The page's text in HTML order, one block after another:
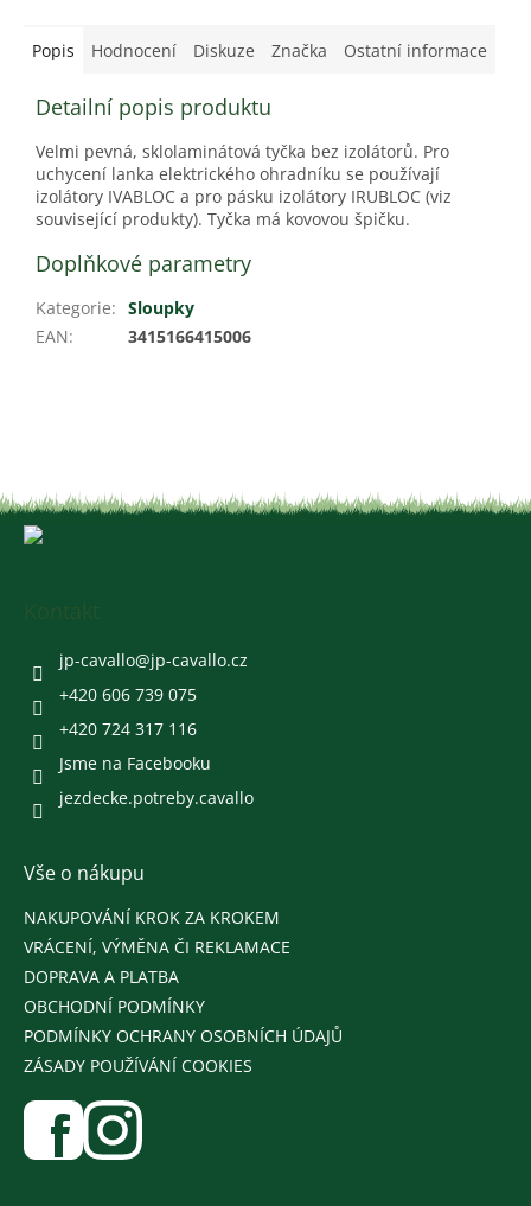
Popis Hodnocení Diskuze Značka Ostatní informace
Detailní popis produktu
Velmi pevná, sklolaminátová tyčka bez izolátorů. Pro
uchycení lanka elektrického ohradníku se používají
izolátory IVABLOC a pro pásku izolátory IRUBLOC (viz
související produkty). Tyčka má kovovou špičku.
Doplňkové parametry
Kategorie: Sloupky
EAN: 3415166415006
jp-cavallo@jp-cavallo.cz
+420 606 739 075
+420 724 317 116
Jsme na Facebooku
jezdecke.potreby.cavallo
Vše o nákupu
NAKUPOVÁNÍ KROK ZA KROKEM
VRÁCENÍ, VÝMĚNA ČI REKLAMACE
DOPRAVA A PLATBA
OBCHODNÍ PODMÍNKY
PODMÍNKY OCHRANY OSOBNÍCH ÚDAJŮ
ZÁSADY POUŽÍVÁNÍ COOKIES